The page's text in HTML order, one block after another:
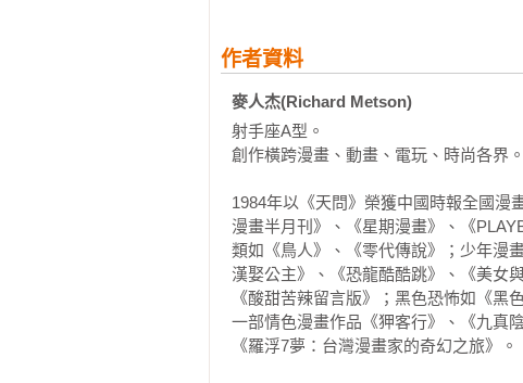
1. 出場人物太多了，記得有一頁十格，
2. 這一回漫畫內頁把設定頁給用光了！
隨身型延展的，所以到了13歲還可以穿！
作者資料
麥人杰(Richard Metson)
射手座A型。
創作橫跨漫畫、動畫、電玩、時尚各界。
1984年以《天問》榮獲中國時報全國漫
漫畫半月刊》、《星期漫畫》、《
類如《鳥人》、《零代傳說》；少年漫
漢娶公主》、《恐龍酷酷跳》、《美女
《酸甜苦辣留言版》；黑色恐怖如《
一部情色漫畫作品《狎客行》、《九真
《羅浮7夢：台灣漫畫家的奇幻之旅》。